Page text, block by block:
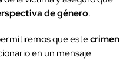
de género.
que estecrimen
en un mensaje